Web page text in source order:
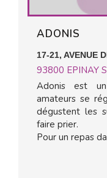
ADONIS
17-21, AVENUE
93800 EPINAY
Adonis est
amateurs se
dégustent les
faire prier.
Pour un repas